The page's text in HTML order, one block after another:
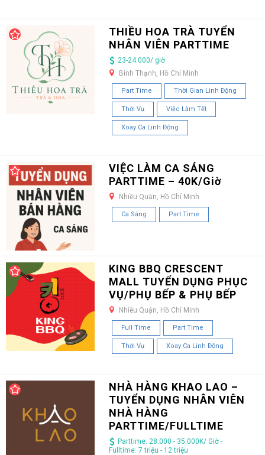
THIỀU HOA TRÀ TUYỂN
NHÂN VIÊN PARTTIME
23-24.000/ giờ
Bình Thạnh, Hồ Chí Minh
Part Time Thời Gian Linh Động
Thời Vụ Việc Làm Tết
Xoay Ca Linh Động
VIỆC LÀM CA SÁNG
PARTTIME – 40K/Giờ
Nhiều Quận, Hồ Chí Minh
Ca Sáng Part Time
KING BBQ CRESCENT
MALL TUYỂN DỤNG PHỤC
VỤ/PHỤ BẾP & PHỤ BẾP
Nhiều Quận, Hồ Chí Minh
Full Time Part Time
Thời Vụ Xoay Ca Linh Động
NHÀ HÀNG KHAO LAO –
TUYỂN DỤNG NHÂN VIÊN
NHÀ HÀNG
PARTTIME/FULLTIME
Parttime: 28.000 - 35.000K/ Giờ -
Fulltime: 7 triệu - 12 triệu